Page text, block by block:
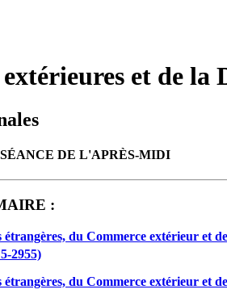
et de la
DE L'APRÈS-MIDI
:
du Commerce extérieur et
5-2955)
du Commerce extérieur et